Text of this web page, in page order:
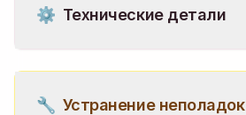
⚙️ Технические детали
🔧 Устранение неполадок